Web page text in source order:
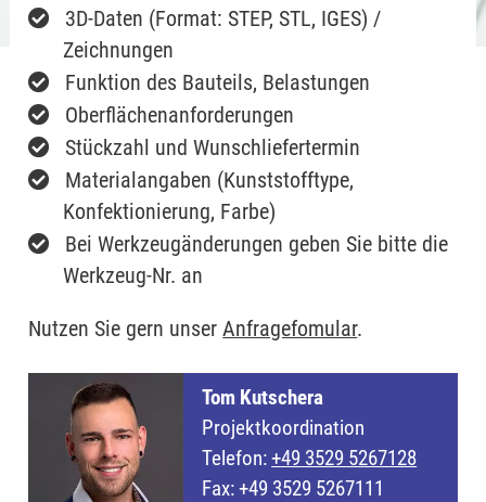
3D-Daten (Format: STEP, STL, IGES) /
Zeichnungen
Funktion des Bauteils, Belastungen
Oberflächenanforderungen
Stückzahl und Wunschliefertermin
Materialangaben (Kunststofftype,
Konfektionierung, Farbe)
Bei Werkzeugänderungen geben Sie bitte die
Werkzeug-Nr. an
Nutzen Sie gern unser Anfragefomular.
Tom Kutschera
Projektkoordination
Telefon:+49 3529 5267128
Fax: +49 3529 5267111